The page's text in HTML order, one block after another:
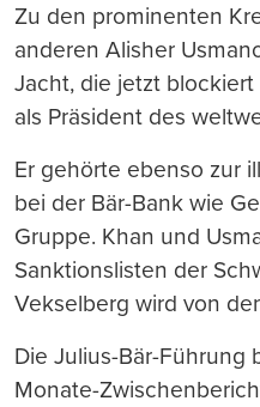
Zu den prominenten
anderen Alisher
Jacht, die jetzt
als Präsident des
Er gehörte ebenso zur
bei der Bär-Bank wie
Gruppe. Khan und
Sanktionslisten der
Vekselberg wird von
Die Julius-Bär-Führung
Monate-